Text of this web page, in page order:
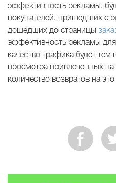
эффективность рекламы,
покупателей, пришедших с
дошедших до страницы
эффективность рекламы для
качество трафика будет
просмотра привлеченных на
количество возвратов на